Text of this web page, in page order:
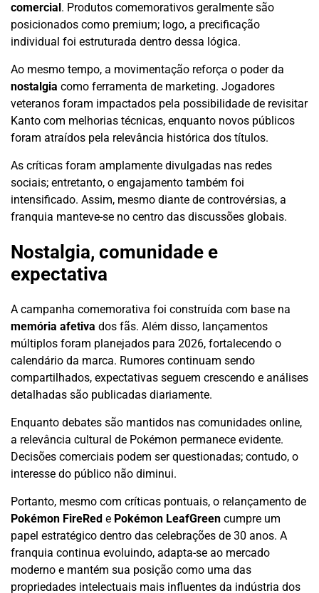
comercial . Produtos comemorativos geralmente são
posicionados como premium; logo, a precificação
individual foi estruturada dentro dessa lógica.
Ao mesmo tempo, a movimentação reforça o poder da
nostalgia como ferramenta de marketing. Jogadores
veteranos foram impactados pela possibilidade de revisitar
Kanto com melhorias técnicas, enquanto novos públicos
foram atraídos pela relevância histórica dos títulos.
As críticas foram amplamente divulgadas nas redes
sociais; entretanto, o engajamento também foi
intensificado. Assim, mesmo diante de controvérsias, a
franquia manteve-se no centro das discussões globais.
Nostalgia, comunidade e
expectativa
A campanha comemorativa foi construída com base na
memória afetiva dos fãs. Além disso, lançamentos
múltiplos foram planejados para 2026, fortalecendo o
calendário da marca. Rumores continuam sendo
compartilhados, expectativas seguem crescendo e análises
detalhadas são publicadas diariamente.
Enquanto debates são mantidos nas comunidades online,
a relevância cultural de Pokémon permanece evidente.
Decisões comerciais podem ser questionadas; contudo, o
interesse do público não diminui.
Portanto, mesmo com críticas pontuais, o relançamento de
Pokémon FireRed e Pokémon LeafGreen cumpre um
papel estratégico dentro das celebrações de 30 anos. A
franquia continua evoluindo, adapta-se ao mercado
moderno e mantém sua posição como uma das
propriedades intelectuais mais influentes da indústria dos